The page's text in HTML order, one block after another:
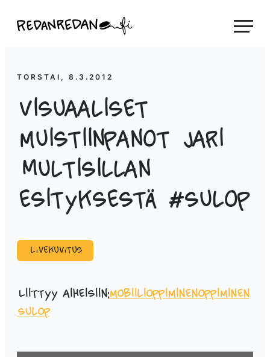
suoraan
Linda Saukko-Rauta, Redanredan Oy
piirrosvideoita
TORSTAI, 8.3.2012
Visuaaliset
muistiinpanot Jari
Multisillan
esityksestä #sulop
Livekuvitus
Liittyy aiheisiin:mobiilioppiminenoppiminen
sulop